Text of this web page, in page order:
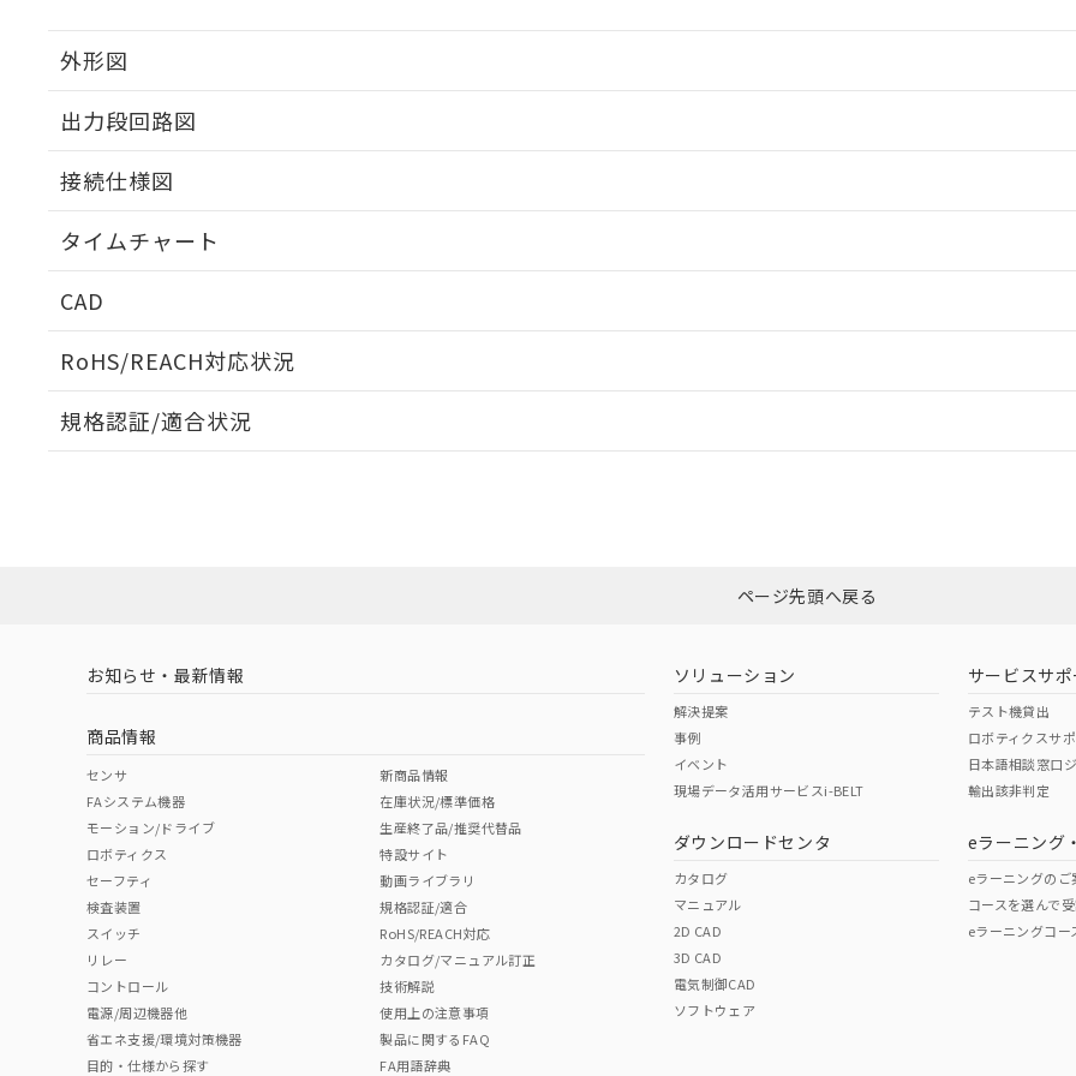
外形図
出力段回路図
接続仕様図
タイムチャート
CAD
RoHS/REACH対応状況
EU RoHS 注意事項・凡例
ダウンロードはこちら
中国 RoHS 注意事項・凡例
中国 RoHS表
Pb Hg Cr(VI)
"対応済み"や非含有の記載がされた商品であっても、流通在庫等で未対応品が混在する可能性があります。
非含有品が必要な際は、弊社営業部門もしくは販売店へお問い合わせください。
規格認証/適合状況
（イギリス
（ノルウェー
（日本
（アメリカ
この製品の規格認証/適合
その他の認証はこちらのページからご
ページ先頭へ戻る
お知らせ・最新情報
商品情報
センサ
FAシステム機器
モーション/ドライブ
ロボティクス
セーフティ
検査装置
スイッチ
リレー
コントロール
電源/周辺機器他
省エネ支援/環境対策機器
目的・仕様から探す
新商品情報
在庫状況/標準価格
生産終了品/推奨代替品
特設サイト
動画ライブラリ
規格認証/適合
RoHS/REACH対応
カタログ/マニュアル訂正
技術解説
使用上の注意事項
製品に関するFAQ
FA用語辞典
ソリューション
解決提案
事例
イベント
現場データ活用サービスi-BELT
ダウンロードセンタ
カタログ
マニュアル
2D CAD
3D CAD
電気制御CAD
ソフトウェア
サービスサポ
テスト機貸出
ロボティクスサ
日本語相談窓口
輸出該非判定
eラーニング
eラーニングのご
コースを選んで
eラーニングコー